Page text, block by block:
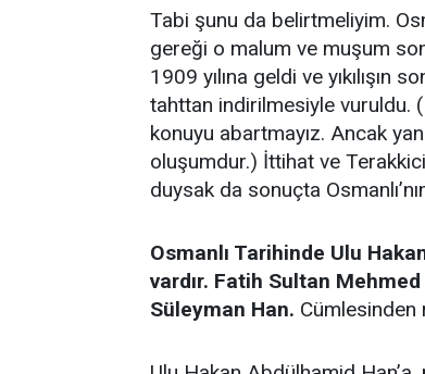
Tabi şunu da belirtmeliyim.
gereği o malum ve muşum
1909 yılına geldi ve yıkılışın
tahttan indirilmesiyle vuruldu.
konuyu abartmayız. Ancak
oluşumdur.) İttihat ve
duysak da sonuçta
Osmanlı Tarihinde Ulu
vardır. Fatih Sultan
Süleyman Han. Cümlesinden